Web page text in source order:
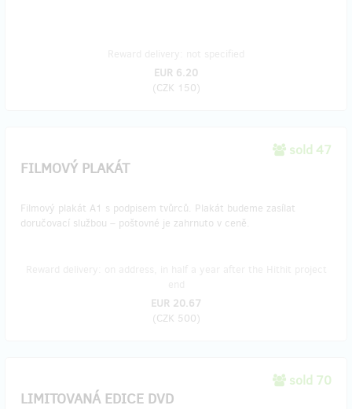
EUR 6.20
(CZK 150)
sold 47
FILMOVÝ PLAKÁT
Filmový plakát A1 s podpisem tvůrců. Plakát budeme zasílat
doručovací službou – poštovné je zahrnuto v ceně.
EUR 20.67
(CZK 500)
sold 70
LIMITOVANÁ EDICE DVD